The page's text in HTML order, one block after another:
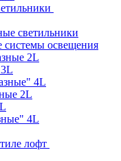
светильники
освещения
2L
4L
2L
4L
лофт